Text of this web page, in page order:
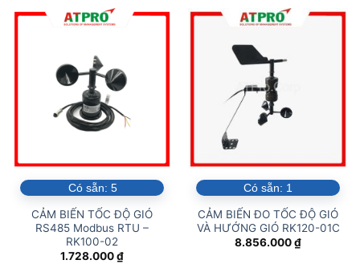
Có sẵn: 5
CẢM BIẾN TỐC ĐỘ GIÓ
RS485 Modbus RTU –
RK100-02
1.728.000₫
Có sẵn: 1
CẢM BIẾN ĐO TỐC ĐỘ GIÓ
VÀ HƯỚNG GIÓ RK120-01C
8.856.000₫